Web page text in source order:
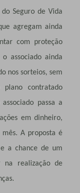
Seguro de Vida
agregam ainda
com proteção
associado ainda
nos sorteios, sem
contratado
passa a
em dinheiro,
A proposta é
a chance de um
na realização de